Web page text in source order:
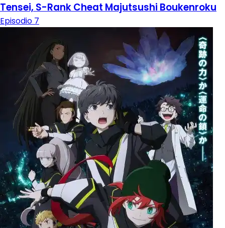
Tensei, S-Rank Cheat Majutsushi Boukenroku
Episodio 7